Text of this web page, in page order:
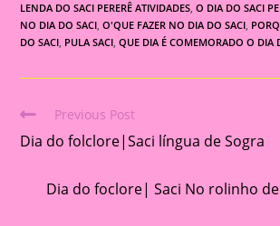
LENDA DO SACI PERERÊ ATIVIDADES, O DIA DO SACI
NO DIA DO SACI, O'QUE FAZER NO DIA DO SACI,
DO SACI, PULA SACI, QUE DIA É COMEMORADO O DIA
Read
more
Previous Post
Dia do folclore|Saci língua de Sogra
Dia do foclore| Saci No rolinho